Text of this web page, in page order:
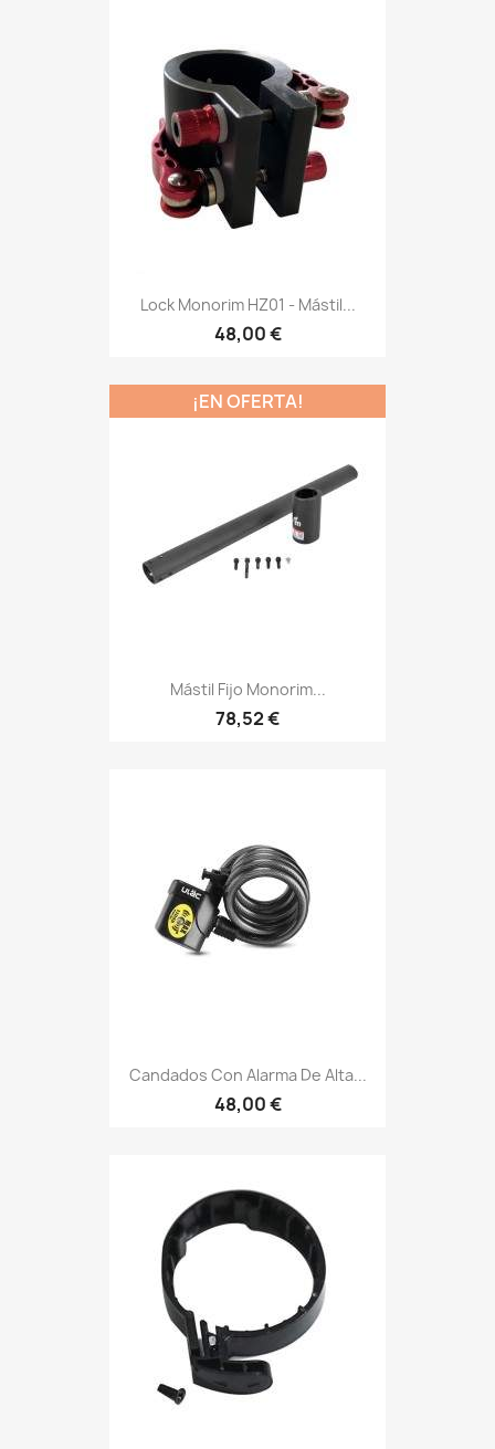
Lock Monorim HZ01 - Mástil...
48,00 €
Mástil Fijo Monorim...
78,52 €
¡EN OFERTA!
Candados Con Alarma De Alta...
48,00 €